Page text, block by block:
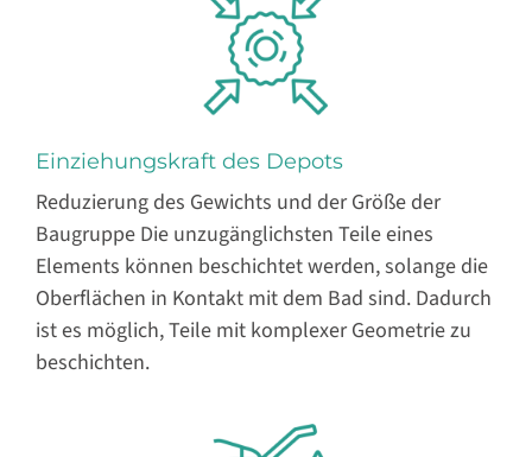
Einziehungskraft des Depots
Reduzierung des Gewichts und der Größe der
Baugruppe Die unzugänglichsten Teile eines
Elements können beschichtet werden, solange die
Oberflächen in Kontakt mit dem Bad sind. Dadurch
ist es möglich, Teile mit komplexer Geometrie zu
beschichten.